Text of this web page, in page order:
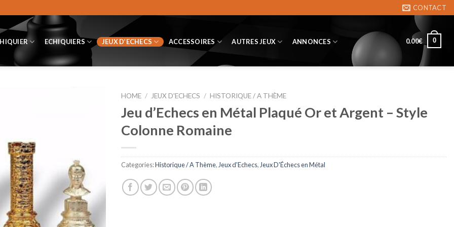
CONTACT
ECHIQUIERS JEUX D’ECHECS ACCESSOIRES AUTRES JEUX ANNONCES 0.00€ 0
HOME / JEUX D'ECHECS / HISTORIQUE / A THÈME
Jeu d’Echecs en Métal Plaqué Or et Argent – Style
Colonne Romaine
Categories:Historique / A Thème, Jeux d'Echecs, Jeux D'Échecs en Métal